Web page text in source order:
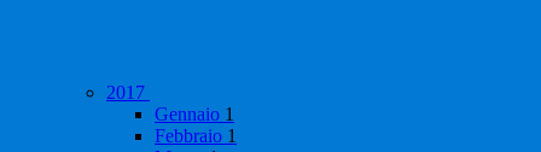
2017
Gennaio 1
Febbraio 1